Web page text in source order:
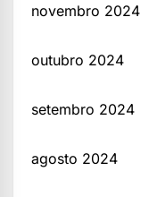
novembro 2024
outubro 2024
setembro 2024
agosto 2024